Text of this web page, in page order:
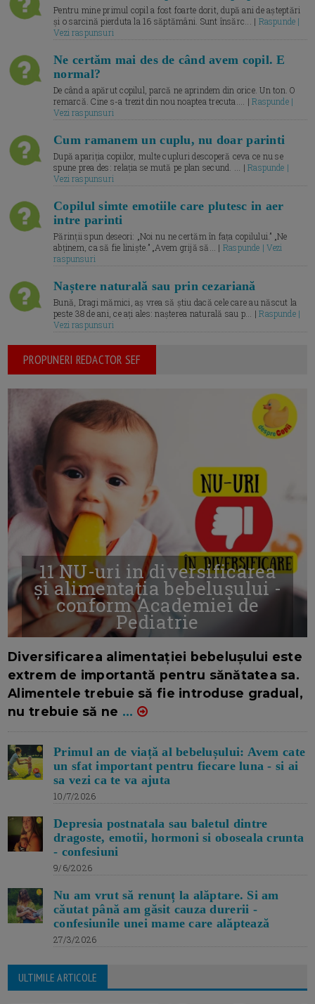
Pentru mine primul copil a fost foarte dorit, după ani de așteptări
și o sarcină pierduta la 16 săptămâni. Sunt însărc... | Raspunde |
Vezi raspunsuri
Ne certăm mai des de când avem copil. E
normal?
De când a apărut copilul, parcă ne aprindem din orice. Un ton. O
remarcă. Cine s-a trezit din nou noaptea trecuta.... |Raspunde |
Vezi raspunsuri
Cum ramanem un cuplu, nu doar parinti
După apariția copiilor, multe cupluri descoperă ceva ce nu se
spune prea des: relația se mută pe plan secund. ... |Raspunde |
Vezi raspunsuri
Copilul simte emotiile care plutesc in aer
intre parinti
Părinții spun deseori: „Noi nu ne certăm în fața copilului.” „Ne
abținem, ca să fie liniște.” „Avem grijă să... | Raspunde | Vezi
raspunsuri
Naștere naturală sau prin cezariană
Bună, Dragi mămici, aș vrea să știu dacă cele care au născut la
peste 38 de ani, ce ați ales: nașterea naturală sau p... |Raspunde |
Vezi raspunsuri
PROPUNERI REDACTOR SEF
11 NU-uri in diversificarea
și alimentația bebelușului -
conform Academiei de
Pediatrie
Diversificarea alimentației bebelușului este
extrem de importantă pentru sănătatea sa.
Alimentele trebuie să fie introduse gradual,
nu trebuie să ne ...
Primul an de viață al bebelușului: Avem cate
un sfat important pentru fiecare luna - si ai
sa vezi ca te va ajuta
10/7/2026
Depresia postnatala sau baletul dintre
dragoste, emotii, hormoni si oboseala crunta
- confesiuni
9/6/2026
Nu am vrut să renunț la alăptare. Si am
căutat până am găsit cauza durerii -
confesiunile unei mame care alăptează
27/3/2026
ULTIMILE ARTICOLE